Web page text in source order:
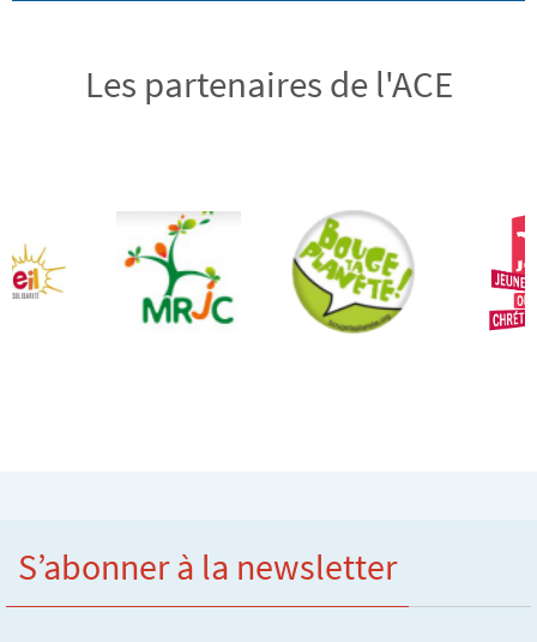
Les partenaires de l'ACE
S’abonner à la newsletter